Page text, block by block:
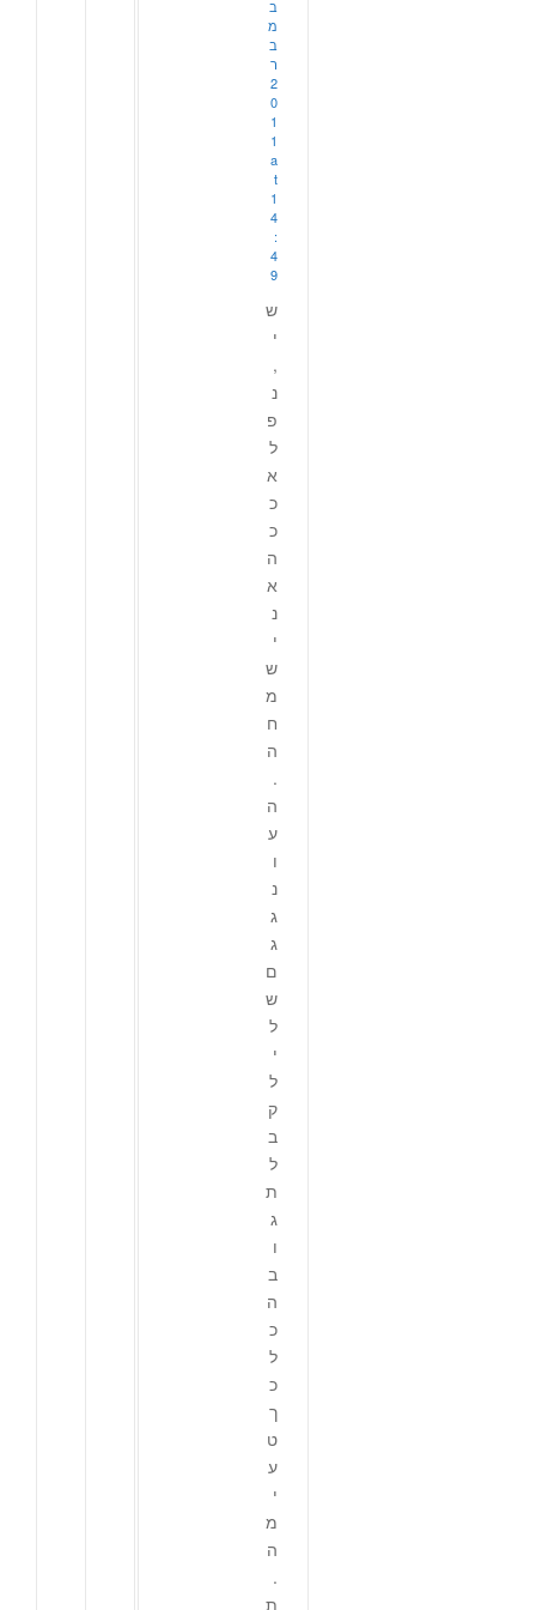
ב
מ
ב
ר
2
0
1
1
a
t
1
4
:
4
9
ש
י
,
נ
פ
ל
א
כ
כ
ה
א
נ
י
ש
מ
ח
ה
.
ה
ע
ו
נ
ג
ג
ם
ש
ל
י
ל
ק
ב
ל
ת
ג
ו
ב
ה
כ
ל
כ
ך
ט
ע
י
מ
ה
.
ת